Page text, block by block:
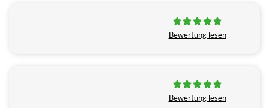
Bewertung lesen
Bewertung lesen